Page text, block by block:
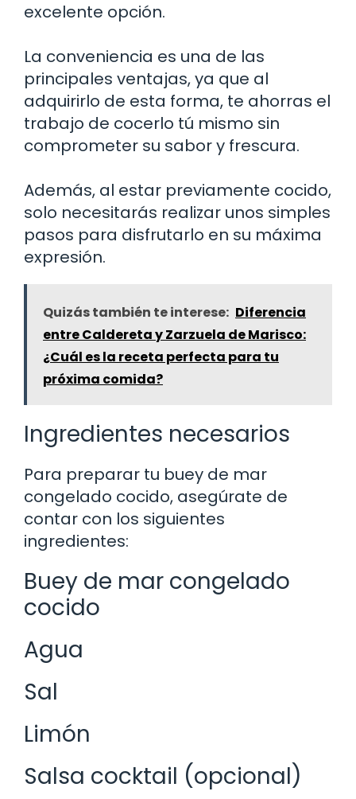
excelente opción.
La conveniencia es una de las
principales ventajas, ya que al
adquirirlo de esta forma, te ahorras el
trabajo de cocerlo tú mismo sin
comprometer su sabor y frescura.
Además, al estar previamente cocido,
solo necesitarás realizar unos simples
pasos para disfrutarlo en su máxima
expresión.
Quizás también te interese: Diferencia
entre Caldereta y Zarzuela de Marisco:
¿Cuál es la receta perfecta para tu
próxima comida?
Ingredientes necesarios
Para preparar tu buey de mar
congelado cocido, asegúrate de
contar con los siguientes
ingredientes:
Buey de mar congelado
cocido
Agua
Sal
Limón
Salsa cocktail (opcional)